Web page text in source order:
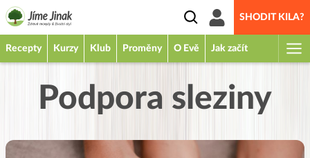
SHODIT KILA?
Recepty Kurzy Klub Proměny O Evě Jak začít
Podpora sleziny